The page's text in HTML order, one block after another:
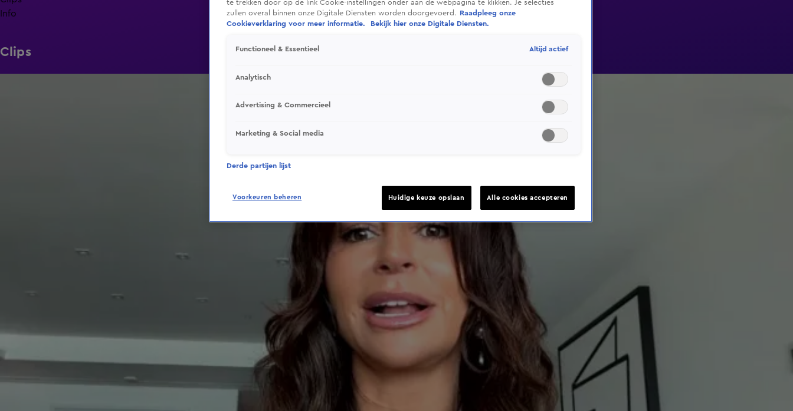
Info
Clips
te trekken door op de link Cookie-instellingen onder aan de webpagina te klikken. Je selecties
zullen overal binnen onze Digitale Diensten worden doorgevoerd.
Raadpleeg onze
Cookieverklaring voor meer informatie.
Bekijk hier onze Digitale Diensten.
Functioneel & Essentieel Altijd actief
Analytisch
Advertising & Commercieel
Marketing & Social media
Derde partijen lijst
Voorkeuren beheren Huidige keuze opslaan Alle cookies accepteren